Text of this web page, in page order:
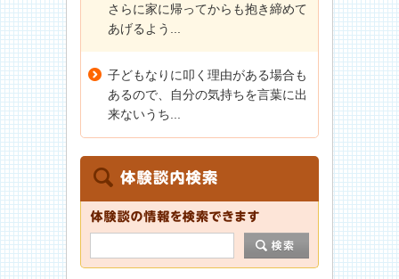
さらに家に帰ってからも抱き締めて
あげるよう...
子どもなりに叩く理由がある場合も
あるので、自分の気持ちを言葉に出
来ないうち...